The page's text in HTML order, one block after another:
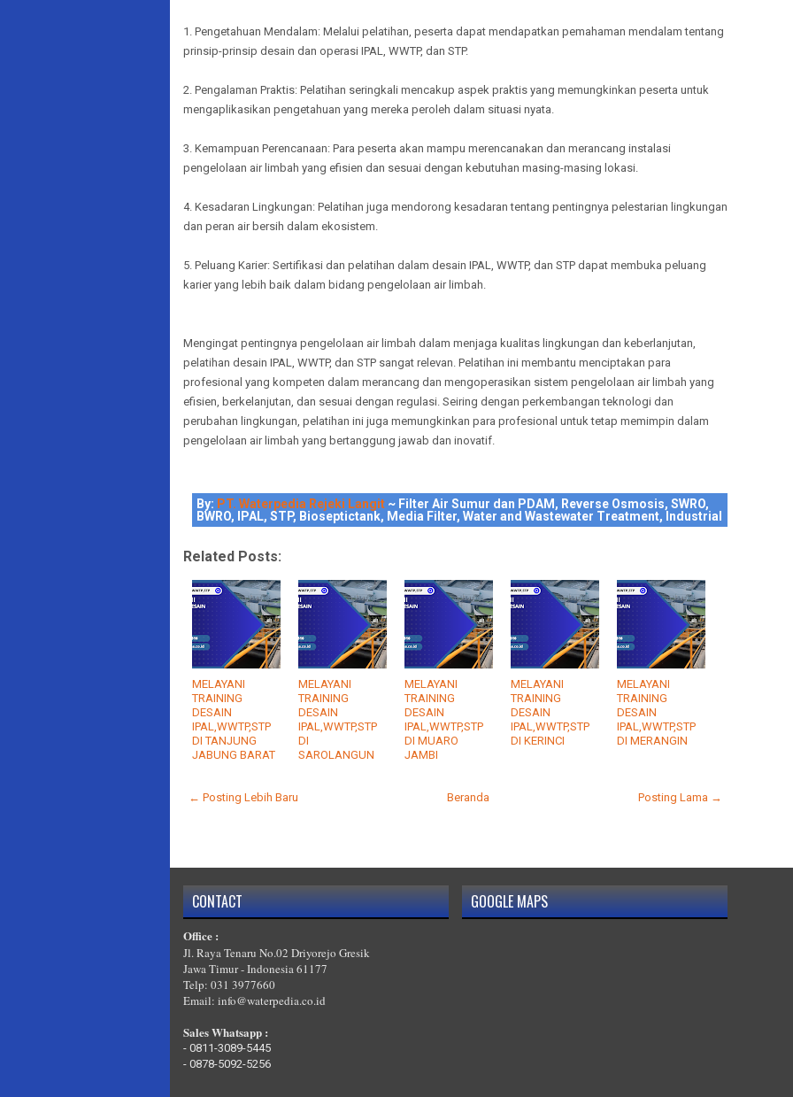
1. Pengetahuan Mendalam: Melalui pelatihan, peserta dapat mendapatkan pemahaman mendalam tentang
prinsip-prinsip desain dan operasi IPAL, WWTP, dan STP.
2. Pengalaman Praktis: Pelatihan seringkali mencakup aspek praktis yang memungkinkan peserta untuk
mengaplikasikan pengetahuan yang mereka peroleh dalam situasi nyata.
3. Kemampuan Perencanaan: Para peserta akan mampu merencanakan dan merancang instalasi
pengelolaan air limbah yang efisien dan sesuai dengan kebutuhan masing-masing lokasi.
4. Kesadaran Lingkungan: Pelatihan juga mendorong kesadaran tentang pentingnya pelestarian lingkungan
dan peran air bersih dalam ekosistem.
5. Peluang Karier: Sertifikasi dan pelatihan dalam desain IPAL, WWTP, dan STP dapat membuka peluang
karier yang lebih baik dalam bidang pengelolaan air limbah.
Mengingat pentingnya pengelolaan air limbah dalam menjaga kualitas lingkungan dan keberlanjutan,
pelatihan desain IPAL, WWTP, dan STP sangat relevan. Pelatihan ini membantu menciptakan para
profesional yang kompeten dalam merancang dan mengoperasikan sistem pengelolaan air limbah yang
efisien, berkelanjutan, dan sesuai dengan regulasi. Seiring dengan perkembangan teknologi dan
perubahan lingkungan, pelatihan ini juga memungkinkan para profesional untuk tetap memimpin dalam
pengelolaan air limbah yang bertanggung jawab dan inovatif.
By: PT. Waterpedia Rejeki Langit ~ Filter Air Sumur dan PDAM, Reverse Osmosis, SWRO,
BWRO, IPAL, STP, Bioseptictank, Media Filter, Water and Wastewater Treatment, Industrial
Related Posts:
MELAYANI
TRAINING
DESAIN
IPAL,WWTP,STP
DI TANJUNG
JABUNG BARAT
MELAYANI
TRAINING
DESAIN
IPAL,WWTP,STP
DI
SAROLANGUN
MELAYANI
TRAINING
DESAIN
IPAL,WWTP,STP
DI MUARO
JAMBI
MELAYANI
TRAINING
DESAIN
IPAL,WWTP,STP
DI KERINCI
MELAYANI
TRAINING
DESAIN
IPAL,WWTP,STP
DI MERANGIN
← Posting Lebih Baru Posting Lama →
Beranda
CONTACT
Office :
Jl. Raya Tenaru No.02 Driyorejo Gresik
Jawa Timur - Indonesia 61177
Telp: 031 3977660
Email: info@waterpedia.co.id
Sales Whatsapp :
- 0811-3089-5445
- 0878-5092-5256
GOOGLE MAPS